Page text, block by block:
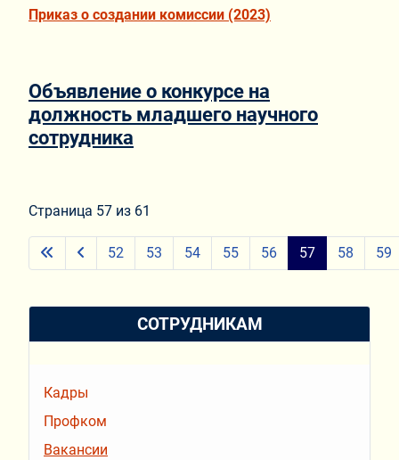
Приказ о создании комиссии (2023)
Объявление о конкурсе на
должность младшего научного
сотрудника
Страница 57 из 61
52 53 54 55 56 57 58 59
СОТРУДНИКАМ
Кадры
Профком
Вакансии